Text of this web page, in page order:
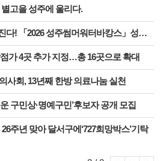
고을 성주에 울리다.
「2026 성주썸머워터바캉스」성황리 운영중
가 4곳 추가 지정…총 16곳으로 확대
사회, 13년째 한방 의료나눔 실천
구민상·명예구민’후보자 공개 모집
주년 맞아 달서구에‘727희망박스’기탁